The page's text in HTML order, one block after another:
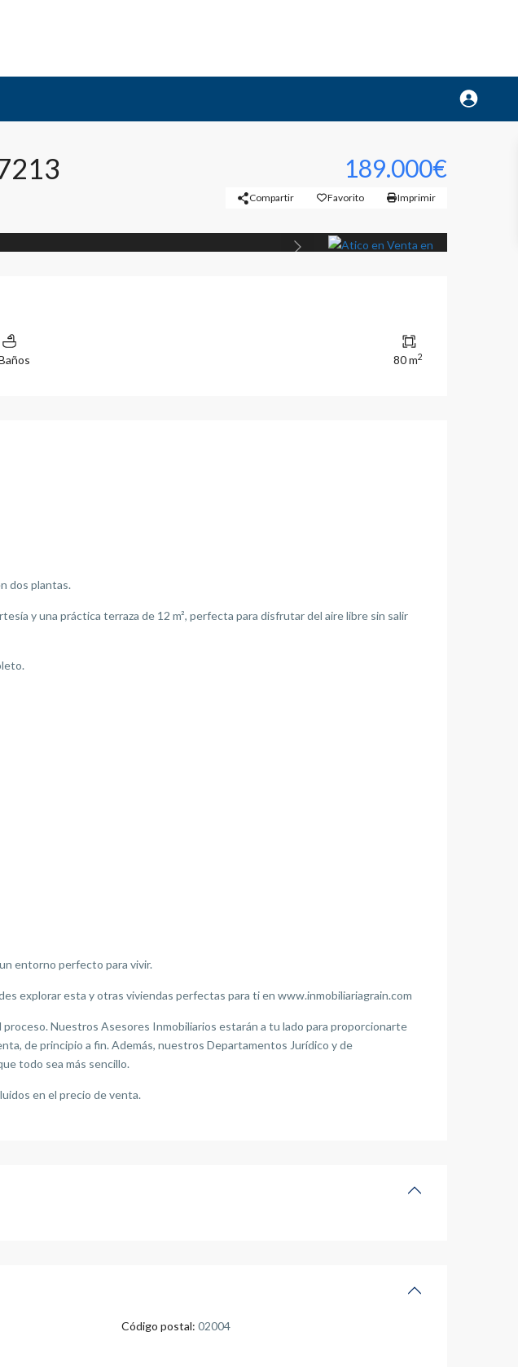
189.000€
Compartir Favorito Imprimir
Previous
80 m2
dos plantas.
y una práctica terraza de 12 m², perfecta para disfrutar del aire libre sin salir
entorno perfecto para vivir.
explorar esta y otras viviendas perfectas para ti en www.inmobiliariagrain.com
Nuestros Asesores Inmobiliarios estarán a tu lado para proporcionarte
de principio a fin. Además, nuestros Departamentos Jurídico y de
todo sea más sencillo.
en el precio de venta.
Código postal: 02004